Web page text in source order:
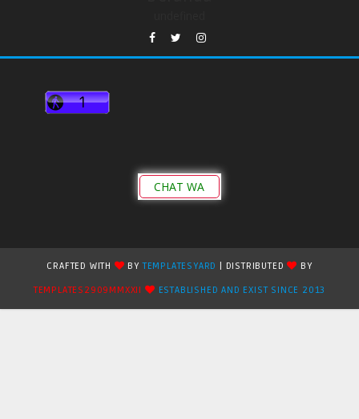
CHAT WA
CRAFTED WITH BYTEMPLATESYARD | DISTRIBUTED
BY
TEMPLATES2909MMXXII
ESTABLISHED AND EXIST SINCE 2013